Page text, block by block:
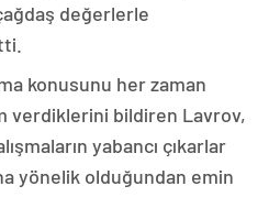
çağdaş değerlerle
konusunu her zaman
verdiklerini bildiren Lavrov,
yabancı çıkarlar
yönelik olduğundan emin